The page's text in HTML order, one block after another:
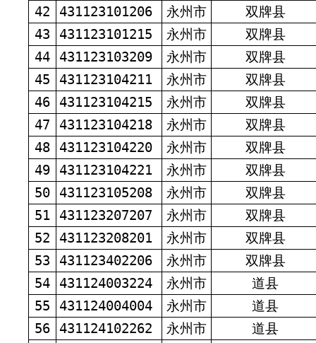
42
431123101206 永州市
双牌县
43
431123101215 永州市
双牌县
44
431123103209 永州市
双牌县
45
431123104211 永州市
双牌县
46
431123104215 永州市
双牌县
47
431123104218 永州市
双牌县
48
431123104220 永州市
双牌县
49
431123104221 永州市
双牌县
50
431123105208 永州市
双牌县
51
431123207207 永州市
双牌县
52
431123208201 永州市
双牌县
53
431123402206 永州市
双牌县
54
431124003224 永州市
道县
55
431124004004 永州市
道县
56
431124102262 永州市
道县